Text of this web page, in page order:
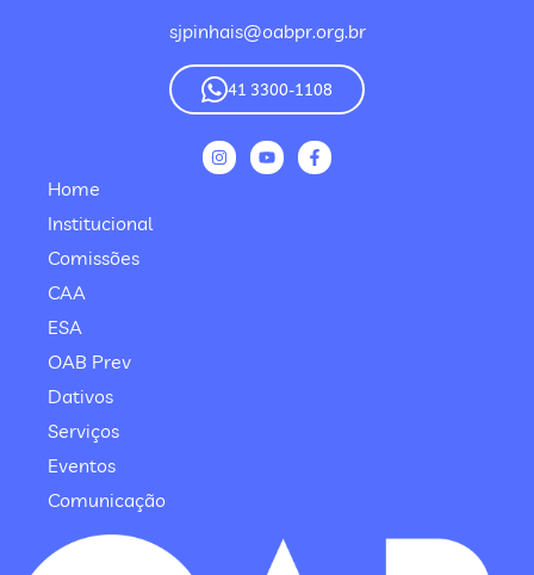
sjpinhais@oabpr.org.br
41 3300-1108
Home
Institucional
Comissões
CAA
ESA
OAB Prev
Dativos
Serviços
Eventos
Comunicação